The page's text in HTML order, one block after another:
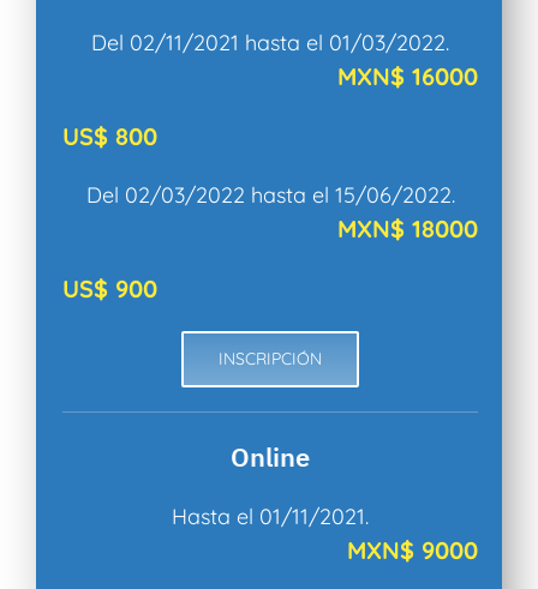
Del 02/11/2021 hasta el 01/03/2022.
MXN$ 16000
US$ 800
Del 02/03/2022 hasta el 15/06/2022.
MXN$ 18000
US$ 900
INSCRIPCIÓN
Online
Hasta el 01/11/2021.
MXN$ 9000